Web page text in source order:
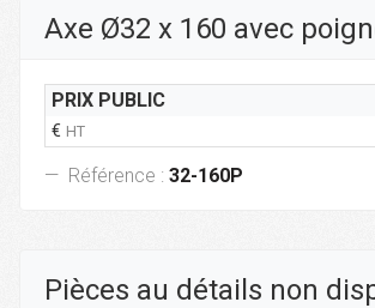
Axe Ø32 x 160 avec
PRIX PUBLIC
€ HT
Référence : 32-160P
Pièces au détails non